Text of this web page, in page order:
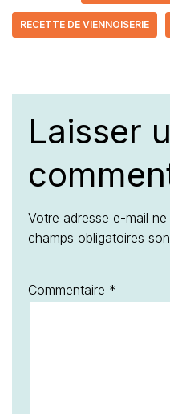
RECETTE DE VIENNOISERIE
Laisser
Votre adresse e-mail
champs obligatoires
Commentaire *